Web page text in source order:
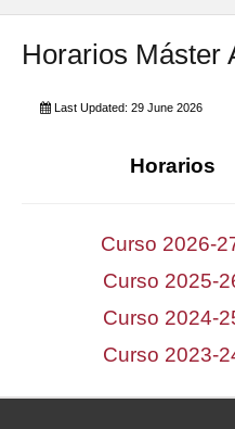
INTERNACIONAL
Directorio FCCE
Horarios Máster
Last Updated: 29 June 2026
Horarios
Curso 2026-
Curso 2025-
Curso 2024-
Curso 2023-